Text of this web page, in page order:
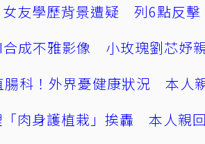
友學歷背景遭疑 列6點反擊
合成不雅影像 小玫瑰劉芯妤
腸科！外界憂健康狀況 本人
「肉身護植栽」挨轟 本人親